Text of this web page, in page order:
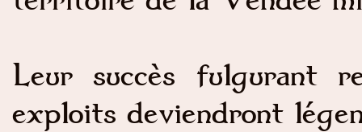
Leur succès fulgurant
exploits deviendront